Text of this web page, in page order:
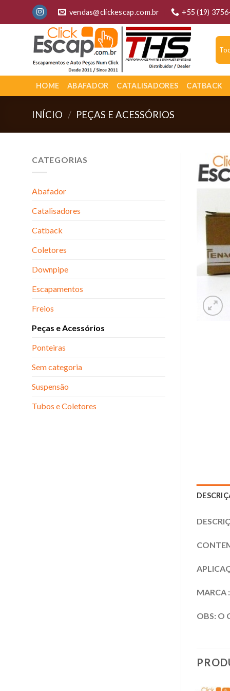
vendas@clickescap.com.br +55 (19)
HOME ABAFADOR CATALISADORES CATBACK
INÍCIO / PEÇAS E ACESSÓRIOS
CATEGORIAS
Abafador
Catalisadores
Catback
Coletores
Downpipe
Escapamentos
Freios
Peças e Acessórios
Ponteiras
Sem categoria
Suspensão
Tubos e Coletores
OBS: O